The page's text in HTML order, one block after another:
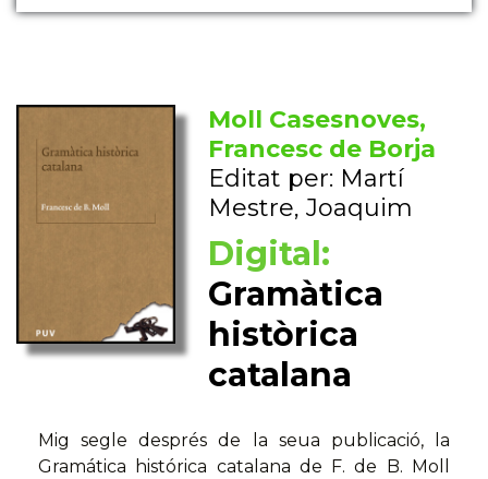
Moll Casesnoves,
Francesc de Borja
Editat per: Martí
Mestre, Joaquim
Digital:
Gramàtica
històrica
catalana
Mig segle després de la seua publicació, la
Gramática histórica catalana de F. de B. Moll